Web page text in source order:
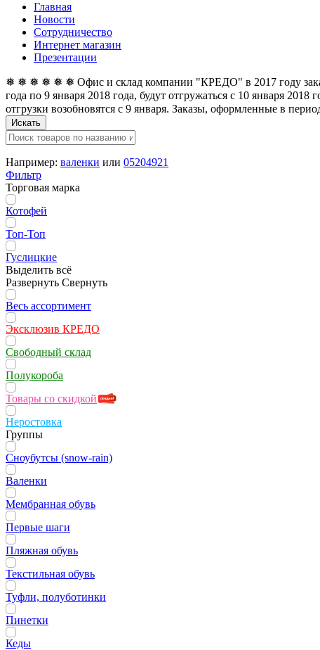
Главная
Новости
Сотрудничество
Интернет магазин
Презентации
❅ ❅ ❅ ❅ ❅ ❅ Офис и склад компании "КРЕДО" в 2017 году
года по 9 января 2018 года, будут отгружаться с 10 января
отгрузки возобновятся с 9 января. Заказы, оформленные в
Искать
Например: валенки или 05204921
Фильтр
Торговая марка
Котофей
Топ-Топ
Гуслицкие
Выделить всё
Развернуть Свернуть
Весь ассортимент
Эксклюзив КРЕДО
Свободный склад
Полукороба
Товары со скидкой
Неростовка
Группы
Сноубутсы (snow-rain)
Валенки
Мембранная обувь
Первые шаги
Пляжная обувь
Текстильная обувь
Туфли, полуботинки
Пинетки
Кеды